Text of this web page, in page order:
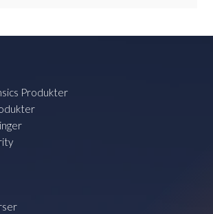
Produkter